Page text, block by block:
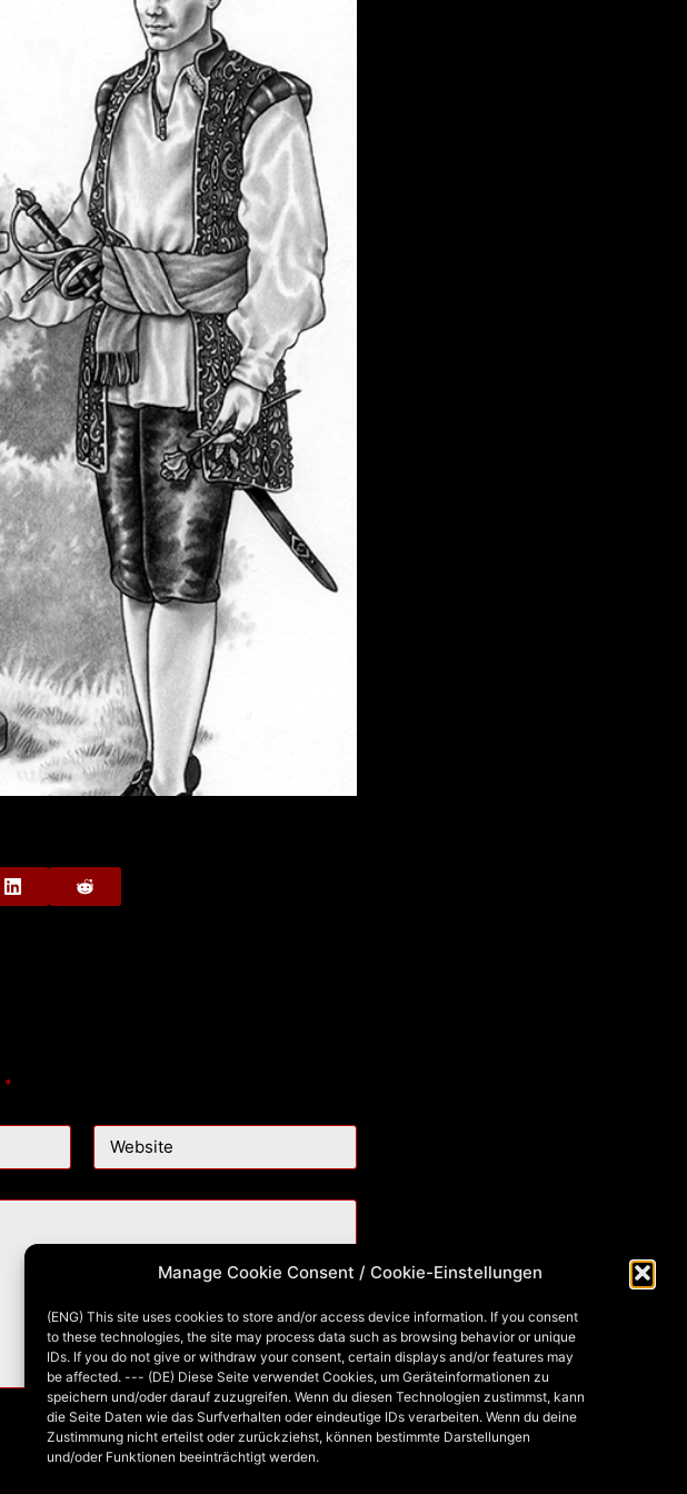
Manage Cookie Consent / Cookie-Einstellungen
(ENG) This site uses cookies to store and/or access device information. If you consent
to these technologies, the site may process data such as browsing behavior or unique
IDs. If you do not give or withdraw your consent, certain displays and/or features may
be affected. --- (DE) Diese Seite verwendet Cookies, um Geräteinformationen zu
speichern und/oder darauf zuzugreifen. Wenn du diesen Technologien zustimmst, kann
die Seite Daten wie das Surfverhalten oder eindeutige IDs verarbeiten. Wenn du deine
Zustimmung nicht erteilst oder zurückziehst, können bestimmte Darstellungen
und/oder Funktionen beeinträchtigt werden.
*
Website